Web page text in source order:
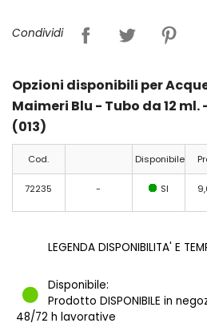
Condividi
Opzioni disponibili per
Maimeri Blu - Tubo da 12
(013)
Cod. Disponibile
72235 - SI
LEGENDA DISPONIBILITA' E
Disponibile:
Prodotto DISPONIBILE in
48/72 h lavorative